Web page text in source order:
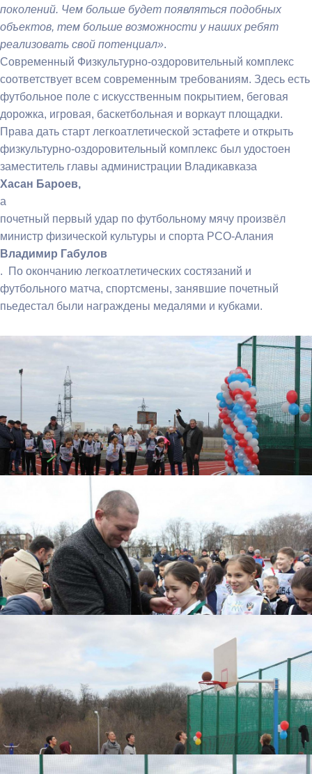
поколений. Чем больше будет появляться подобных
объектов, тем больше возможности у наших ребят
реализовать свой потенциал».
Современный Физкультурно-оздоровительный комплекс
соответствует всем современным требованиям. Здесь есть
футбольное поле с искусственным покрытием, беговая
дорожка, игровая, баскетбольная и воркаут площадки.
Права дать старт легкоатлетической эстафете и открыть
физкультурно-оздоровительный комплекс был удостоен
заместитель главы администрации Владикавказа
Хасан Бароев,
а
почетный первый удар по футбольному мячу произвёл
министр физической культуры и спорта РСО-Алания
Владимир Габулов
. По окончанию легкоатлетических состязаний и
футбольного матча, спортсмены, занявшие почетный
пьедестал были награждены медалями и кубками.